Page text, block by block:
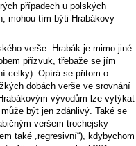
případech u polských
mohou tím býti Hrabákovy
verše. Hrabák je mimo jiné
přízvuk, třebaže se jím
celky). Opírá se přitom o
dobách verše ve srovnání
vývodům lze vytýkat
být jen zdánlivý. Také se
veršem trochejsky
také „regresivní“), kdybychom